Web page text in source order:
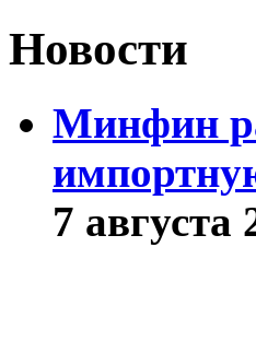
Новости
Минфин
7 августа